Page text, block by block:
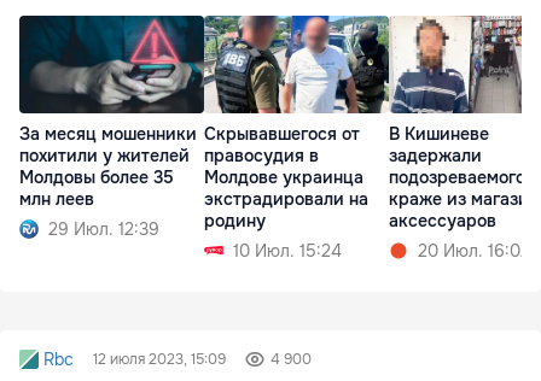
За месяц мошенники
похитили у жителей
Молдовы более 35
млн леев
29 Июл. 12:39
Скрывавшегося от
правосудия в
Молдове украинца
экстрадировали на
родину
10 Июл. 15:24
В Кишиневе
задержали
подозреваемого в
краже из
аксессуаров
20 Июл. 16:02
Rbc 12 июля 2023, 15:09 4 900